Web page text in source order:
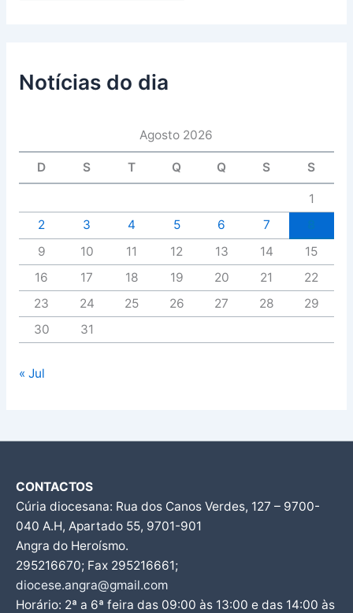
Notícias do dia
Agosto 2026
D S T Q Q S S
1
2
3 4 5 6 7
9
10 11 12 13 14
15
16
17 18 19 20 21
22
23
24 25 26 27 28
29
30
31
« Jul
CONTACTOS
Cúria diocesana: Rua dos Canos Verdes, 127 – 9700-
040 A.H, Apartado 55, 9701-901
Angra do Heroísmo.
295216670; Fax 295216661;
diocese.angra@gmail.com
Horário: 2ª a 6ª feira das 09:00 às 13:00 e das 14:00 às